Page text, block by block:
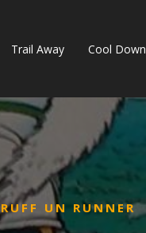
Trail Away Cool Down
RUFF UN RUNNER